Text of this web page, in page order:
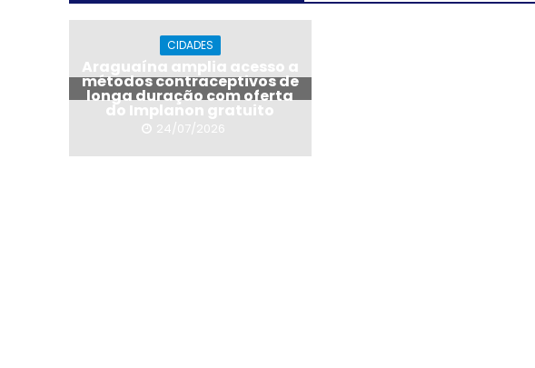
CIDADES
Araguaína amplia acesso a
métodos contraceptivos de
longa duração com oferta
do Implanon gratuito
24/07/2026